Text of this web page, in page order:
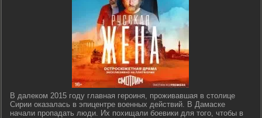
В далеком 2015 году главная героиня, проживавшая в столице
Сирии оказалась в эпицентре военных действий. В Дамаске
начали пропадать люди. Их похищали боевики для того, чтобы в